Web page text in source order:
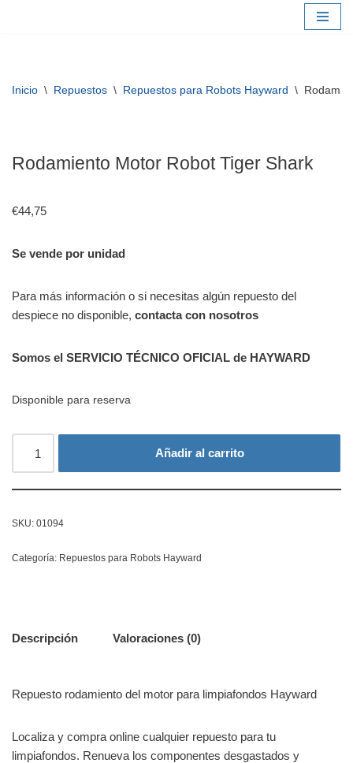
Inicio \ Repuestos \ Repuestos para Robots Hayward \
Rodamiento Motor Robot Tiger Shark
€44,75
Se vende por unidad
Para más información o si necesitas algún repuesto del
despiece no disponible, contacta con nosotros
Somos el SERVICIO TÉCNICO OFICIAL de HAYWARD
Disponible para reserva
Añadir al carrito
SKU: 01094
Categoría: Repuestos para Robots Hayward
Descripción Valoraciones (0)
Repuesto rodamiento del motor para limpiafondos Hayward
Localiza y compra online cualquier repuesto para tu
limpiafondos. Renueva los componentes desgastados y